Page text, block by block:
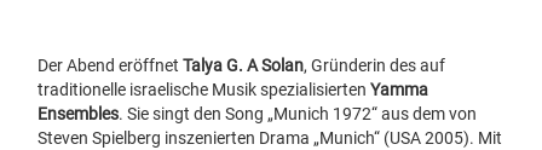
Der Abend eröffnet Talya G. A Solan, Gründerin des auf
traditionelle israelische Musik spezialisierten Yamma
Ensembles. Sie singt den Song „Munich 1972“ aus dem von
Steven Spielberg inszenierten Drama „Munich“ (USA 2005). Mit